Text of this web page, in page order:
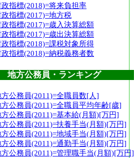
政指標(2018)=将来負担率
政指標(2017)=地方税
政指標(2017)=歳入決算総額
政指標(2017)=歳出決算総額
政指標(2018)=課税対象所得
政指標(2018)=納税義務者数
地方公務員・ランキング
方公務員(2011)=全職員数[人]
方公務員(2011)=全職員平均年齢[歳]
方公務員(2011)=基本給(月額)[万円]
方公務員(2011)=扶養手当(月額)[万円]
方公務員(2011)=地域手当(月額)[万円]
方公務員(2011)=通勤手当(月額)[万円]
方公務員(2011)=管理職手当(月額)[万円]